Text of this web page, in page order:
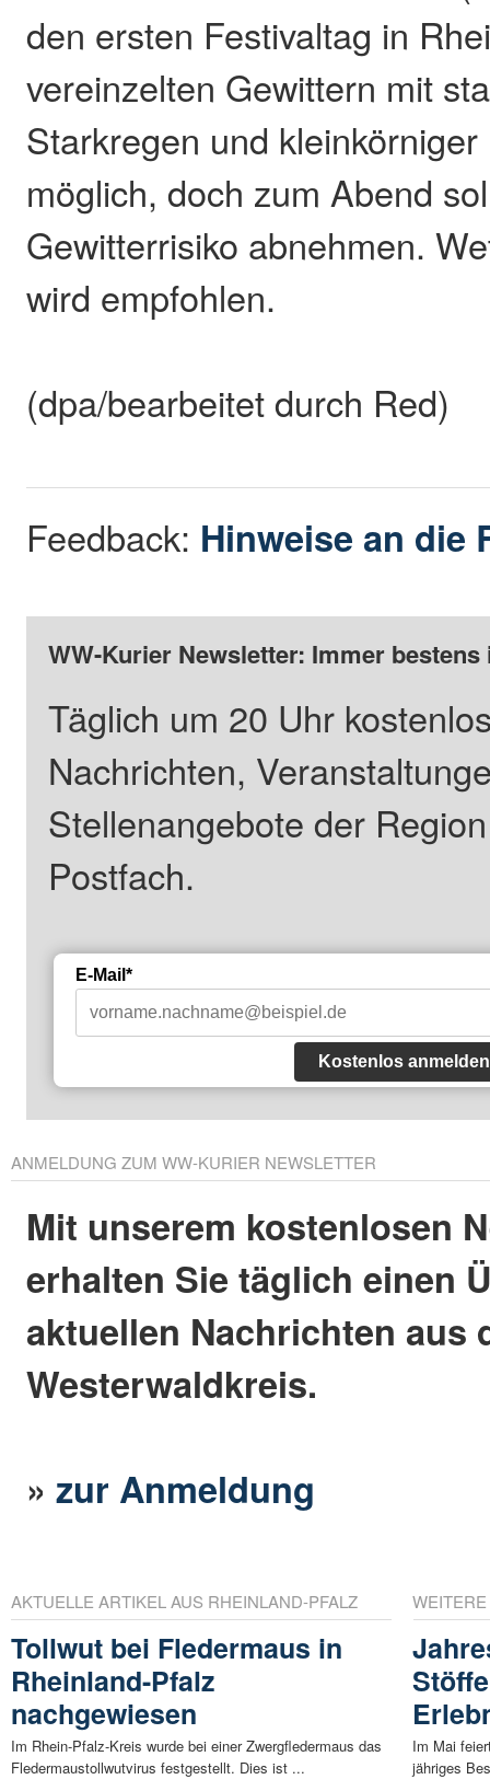
den ersten Festivaltag in
vereinzelten Gewittern mit
Starkregen und
möglich, doch zum Abend
Gewitterrisiko abnehmen.
wird empfohlen.
(dpa/bearbeitet durch Red)
Feedback: Hinweise an die
WW-Kurier Newsletter: Immer
Täglich um 20 Uhr
Nachrichten,
Stellenangebote der
Postfach.
E-Mail*
Kostenlos anmelden
ANMELDUNG ZUM WW-KURIER NEWSLETTER
Mit unserem kostenlosen
erhalten Sie täglich einen
aktuellen Nachrichten aus
Westerwaldkreis.
»zur Anmeldung
AKTUELLE ARTIKEL AUS RHEINLAND-PFALZ
Tollwut bei Fledermaus in
Rheinland-Pfalz
nachgewiesen
Im Rhein-Pfalz-Kreis wurde bei einer Zwergfledermaus das
Fledermaustollwutvirus festgestellt. Dies ist ...
Im Mai
jähriges